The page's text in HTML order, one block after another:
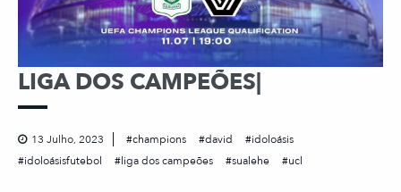
LIGA DOS CAMPEÕES|
13 Julho, 2023 champions david
idoloásis
idoloásisfutebol
liga dos campeões sualehe ucl